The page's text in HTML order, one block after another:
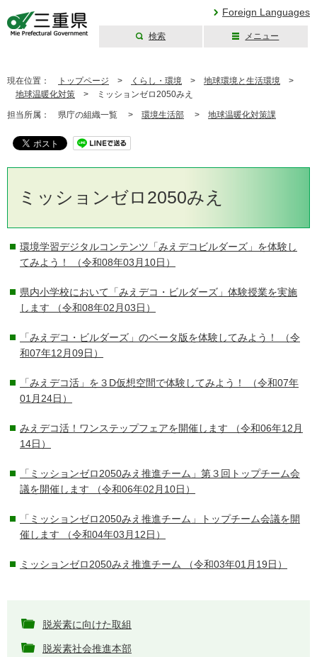
Foreign Languages
検索 メニュー
現在位置： トップページ > くらし・環境 > 地球環境と生活環境 >
地球温暖化対策 > ミッションゼロ2050みえ
担当所属： 県庁の組織一覧 > 環境生活部 > 地球温暖化対策課
ミッションゼロ2050みえ
環境学習デジタルコンテンツ「みえデコビルダーズ」を体験し
てみよう！
（令和08年03月10日）
県内小学校において「みえデコ・ビルダーズ」体験授業を実施
します （令和08年02月03日）
「みえデコ・ビルダーズ」のベータ版を体験してみよう！
（令
和07年12月09日）
「みえデコ活」を３D仮想空間で体験してみよう！
（令和07年
01月24日）
みえデコ活！ワンステップフェアを開催します （令和06年12月
14日）
「ミッションゼロ2050みえ推進チーム」第３回トップチーム会
議を開催します （令和06年02月10日）
「ミッションゼロ2050みえ推進チーム」トップチーム会議を開
催します （令和04年03月12日）
ミッションゼロ2050みえ推進チーム （令和03年01月19日）
脱炭素に向けた取組
脱炭素社会推進本部